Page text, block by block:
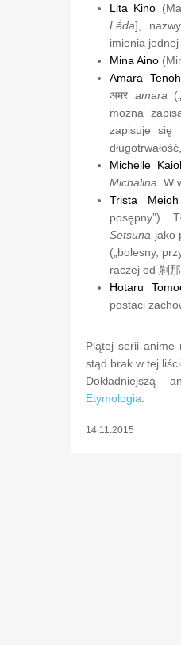
Lita Kino
Lḗda],
imienia
Mina Aino
Amara Tenoh
अमर amara
można
zapisuje się
Michelle
Michalina .
Trista Meioh
posępny”).
Setsuna jako
(„bolesny,
raczej od 刹那
Hotaru
postaci
Piątej serii anime
stąd brak w tej
Dokładniejszą
Etymologia
14.11.2015